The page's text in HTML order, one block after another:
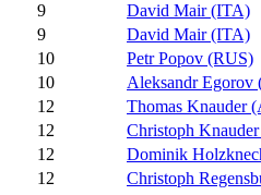
9
David Mair (ITA)
9
David Mair (ITA)
10
Petr Popov (RUS)
10
Aleksandr Egorov
12
Thomas Knauder
12
Christoph
12
Dominik
12
Christoph